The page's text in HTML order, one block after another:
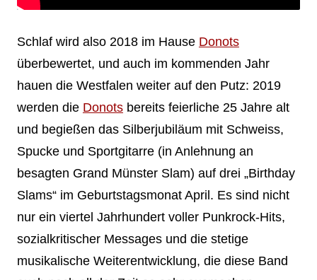
Schlaf wird also 2018 im Hause Donots
überbewertet, und auch im kommenden Jahr
hauen die Westfalen weiter auf den Putz: 2019
werden die Donotsbereits feierliche 25 Jahre alt
und begießen das Silberjubiläum mit Schweiss,
Spucke und Sportgitarre (in Anlehnung an
besagten Grand Münster Slam) auf drei „Birthday
Slams“ im Geburtstagsmonat April. Es sind nicht
nur ein viertel Jahrhundert voller Punkrock-Hits,
sozialkritischer Messages und die stetige
musikalische Weiterentwicklung, die diese Band